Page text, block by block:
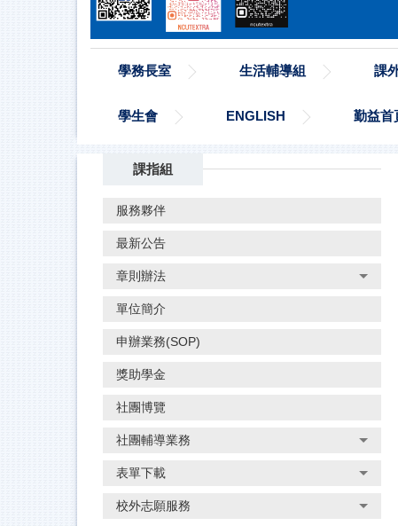
學務長室 生活輔導組 課
學生會 ENGLISH 勤益首
課指組
服務夥伴
最新公告
章則辦法
單位簡介
申辦業務(SOP)
獎助學金
社團博覽
社團輔導業務
表單下載
校外志願服務